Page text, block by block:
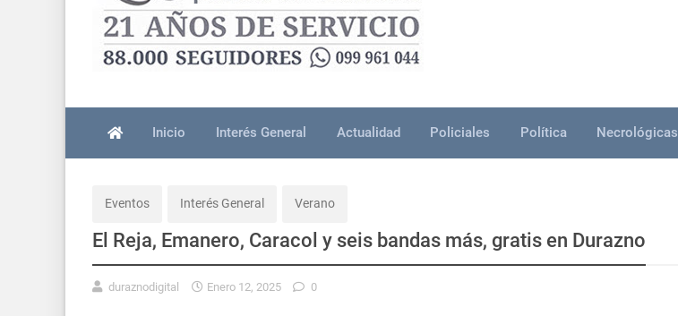
Inicio Interés General Actualidad Policiales Política Necrológicas
Eventos Interés General Verano
El Reja, Emanero, Caracol y seis bandas más, gratis en Durazno
duraznodigital Enero 12, 2025 0